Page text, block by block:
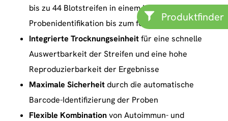
Produktfinder
bis zu 44 Blotstreifen in einem Lauf – von der
Probenidentifikation bis zum fertigen Ergebnis
Integrierte Trocknungseinheitfür eine schnelle
Auswertbarkeit der Streifen und eine hohe
Reproduzierbarkeit der Ergebnisse
Maximale Sicherheitdurch die automatische
Barcode-Identifizierung der Proben
Flexible Kombinationvon Autoimmun- und